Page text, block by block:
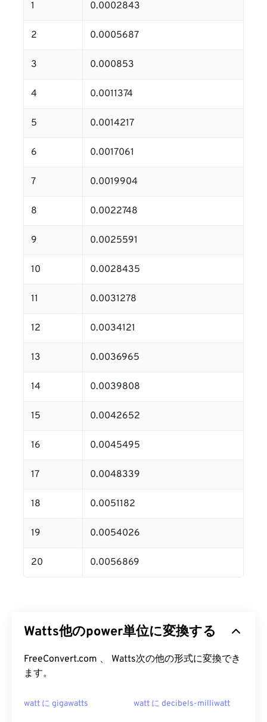
1 0.0002843
2 0.0005687
3 0.000853
4 0.0011374
5 0.0014217
6 0.0017061
7 0.0019904
8 0.0022748
9 0.0025591
10 0.0028435
11 0.0031278
12 0.0034121
13 0.0036965
14 0.0039808
15 0.0042652
16 0.0045495
17 0.0048339
18 0.0051182
19 0.0054026
20 0.0056869
Watts他のpower単位に変換する
FreeConvert.com 、 Watts次の他の形式に変換でき
ます。
watt に gigawatts watt に decibels-milliwatt